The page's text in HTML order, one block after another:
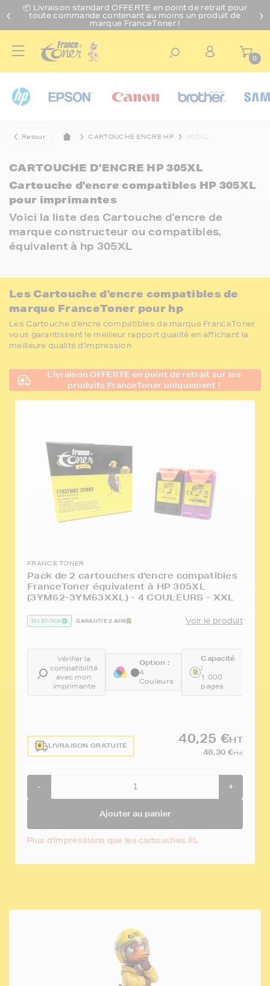
📦 Livraison standard OFFERTE en point de retrait pour
toute commande contenant au moins un produit de
marque FranceToner !
0
Retour CARTOUCHE ENCRE HP 305XL
CARTOUCHE D'ENCRE HP 305XL
Cartouche d'encre compatibles HP 305XL
pour imprimantes
Voici la liste des Cartouche d'encre de
marque constructeur ou compatibles,
équivalent à hp 305XL
Les Cartouche d'encre compatibles de
marque FranceToner pour hp
Les Cartouche d'encre compatibles de marque FranceToner
vous garantissent le meilleur rapport qualité en affichant la
meilleure qualité d'impression
Livraison OFFERTE en point de retrait sur les
produits FranceToner uniquement !
FRANCE TONER
Pack de 2 cartouches d'encre compatibles
FranceToner équivalent à HP 305XL
(3YM62-3YM63XXL) - 4 COULEURS - XXL
EN STOCK GARANTIE 2 ANS Voir le produit
Vérifier la
compatibilité
avec mon
imprimante
Option :
4
Couleurs
Capacité
:
1 000
pages
LIVRAISON GRATUITE
40,25 €HT
48,30 €TTC
- +
Ajouter au panier
Plus d'impressions que les cartouches XL